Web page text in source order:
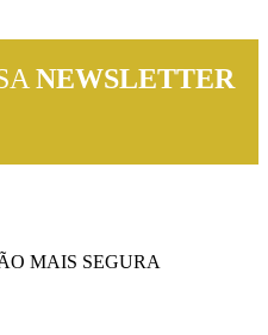
NEWSLETTER
MAIS SEGURA